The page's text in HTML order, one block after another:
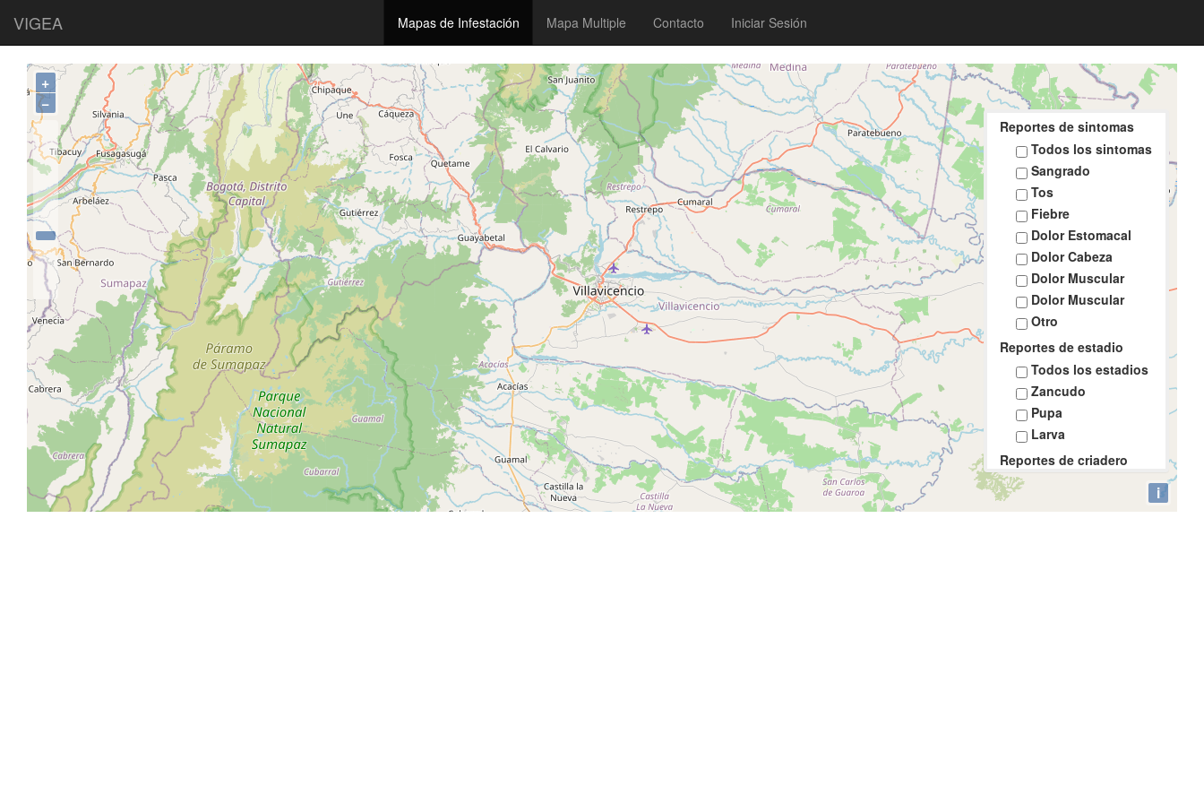
VIGEA Mapas de Infestación Mapa Multiple Contacto Iniciar Sesión
+
−
i
Reportes de sintomas
Todos los sintomas
Sangrado
Tos
Fiebre
Dolor Estomacal
Dolor Cabeza
Dolor Muscular
Dolor Muscular
Otro
Reportes de estadio
Todos los estadios
Zancudo
Pupa
Larva
Reportes de criadero
Todos los criaderos